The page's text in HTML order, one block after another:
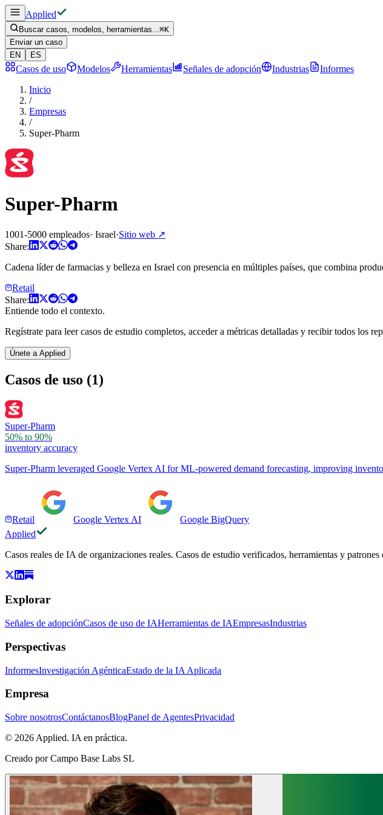
Applied
Buscar casos, modelos, herramientas...⌘K
Enviar un caso
EN
ES
Casos de uso Modelos Herramientas Señales de adopción Industrias
Informes
Inicio
/
Empresas
/
Super-Pharm
Super-Pharm
1001-5000 empleados· Israel·Sitio web ↗
Share:
Cadena líder de farmacias y belleza en Israel con presencia en múltiples países, que combina
Retail
Share:
Entiende todo el contexto.
Regístrate para leer casos de estudio completos, acceder a métricas detalladas y recibir todos los
Únete a Applied
Casos de uso (1)
Super-Pharm
50% to 90%
inventory accuracy
Super-Pharm leveraged Google Vertex AI for ML-powered demand forecasting, improving
Retail Google Vertex AI
Google BigQuery
Applied
Casos reales de IA de organizaciones reales. Casos de estudio verificados, herramientas y patrones
Explorar
Señales de adopciónCasos de uso de IAHerramientas de IAEmpresasIndustrias
Perspectivas
InformesInvestigación AgénticaEstado de la IA Aplicada
Empresa
Sobre nosotrosContáctanosBlogPanel de AgentesPrivacidad
© 2026 Applied. IA en práctica.
Creado por Campo Base Labs SL